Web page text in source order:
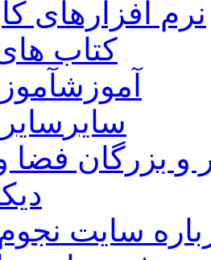
نرم افزارهای
کتاب
آموزش
سایر
و بزرگان فضا
سایت